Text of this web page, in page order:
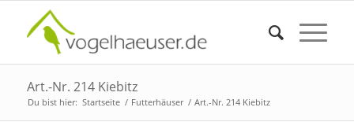
Art.-Nr. 214 Kiebitz
Du bist hier: Startseite / Futterhäuser / Art.-Nr. 214 Kiebitz